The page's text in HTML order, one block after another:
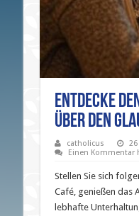
Entdecke
über den
catholicus
Einen Kommentar
Stellen Sie sich
Café, genießen das
lebhafte